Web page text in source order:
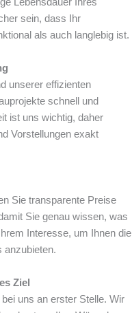
sein, dass Ihr
als auch langlebig ist.
unserer effizienten
schnell und
ist uns wichtig, daher
Vorstellungen exakt
Sie transparente Preise
Sie genau wissen, was
Interesse, um Ihnen die
anzubieten.
Ziel
uns an erster Stelle. Wir